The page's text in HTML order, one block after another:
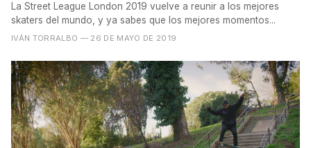
La Street League London 2019 vuelve a reunir a los mejores
skaters del mundo, y ya sabes que los mejores momentos...
IVÁN TORRALBO — 26 DE MAYO DE 2019